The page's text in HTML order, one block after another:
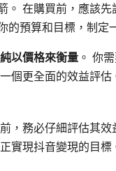
。 在購買前，應該
的預算和目標，制定
以價格來衡量 。 你
個更全面的效益評
，務必仔細評估其
實現抖音變現的目標